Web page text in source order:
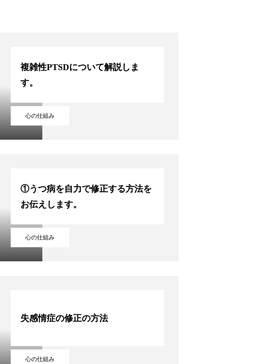
心の仕組み
複雑性PTSDについて解説しま
す。
心の仕組み
①うつ病を自力で修正する方法を
お伝えします。
心の仕組み
失感情症の修正の方法